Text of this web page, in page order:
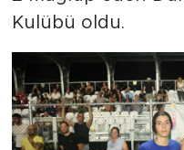
Kulübü oldu.